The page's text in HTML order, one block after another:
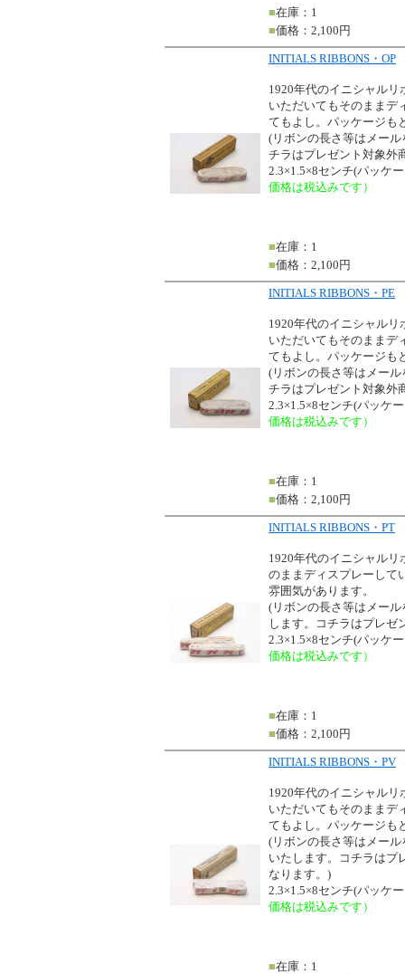
■在庫：1
■価格：2,100円
INITIALS RIBBONS・OP
1920年代のイニシャル
いただいてもそのままデ
てもよし。パッケージも
(リボンの長さ等はメー
チラはプレゼント対象外
2.3×1.5×8センチ(パッケ
価格は税込みです）
■在庫：1
■価格：2,100円
INITIALS RIBBONS・PE
1920年代のイニシャル
いただいてもそのままデ
てもよし。パッケージも
(リボンの長さ等はメー
チラはプレゼント対象外
2.3×1.5×8センチ(パッケ
価格は税込みです）
■在庫：1
■価格：2,100円
INITIALS RIBBONS・PT
1920年代のイニシャル
のままディスプレーして
雰囲気があります。
(リボンの長さ等はメー
します。コチラはプレゼ
2.3×1.5×8センチ(パッケ
価格は税込みです）
■在庫：1
■価格：2,100円
INITIALS RIBBONS・PV
1920年代のイニシャル
いただいてもそのままデ
てもよし。パッケージも
(リボンの長さ等はメー
いたします。コチラはプ
なります。)
2.3×1.5×8センチ(パッケ
価格は税込みです）
■在庫：1